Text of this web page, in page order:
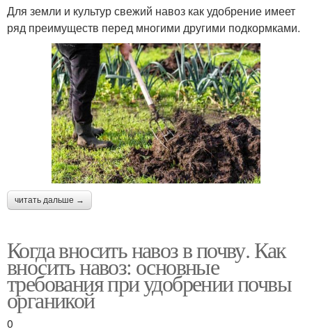
Для земли и культур свежий навоз как удобрение имеет
ряд преимуществ перед многими другими подкормками.
читать дальше →
Когда вносить навоз в почву. Как
вносить навоз: основные
требования при удобрении почвы
органикой
0